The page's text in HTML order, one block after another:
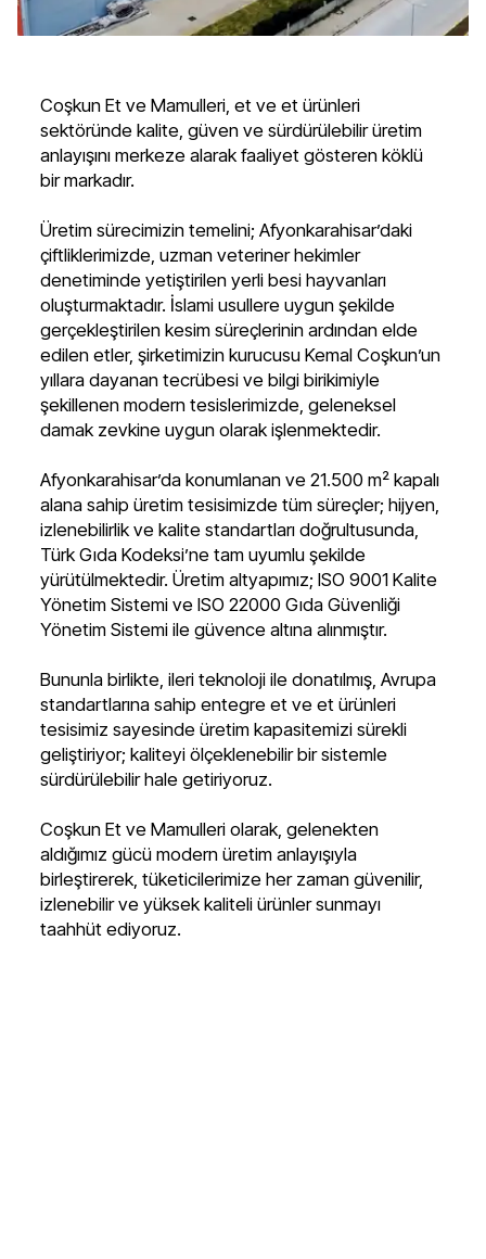
Coşkun Et ve Mamulleri, et ve et ürünleri
sektöründe kalite, güven ve sürdürülebilir üretim
anlayışını merkeze alarak faaliyet gösteren köklü
bir markadır.
Üretim sürecimizin temelini; Afyonkarahisar’daki
çiftliklerimizde, uzman veteriner hekimler
denetiminde yetiştirilen yerli besi hayvanları
oluşturmaktadır. İslami usullere uygun şekilde
gerçekleştirilen kesim süreçlerinin ardından elde
edilen etler, şirketimizin kurucusu Kemal Coşkun’un
yıllara dayanan tecrübesi ve bilgi birikimiyle
şekillenen modern tesislerimizde, geleneksel
damak zevkine uygun olarak işlenmektedir.
Afyonkarahisar’da konumlanan ve 21.500 m² kapalı
alana sahip üretim tesisimizde tüm süreçler; hijyen,
izlenebilirlik ve kalite standartları doğrultusunda,
Türk Gıda Kodeksi’ne tam uyumlu şekilde
yürütülmektedir. Üretim altyapımız; ISO 9001 Kalite
Yönetim Sistemi ve ISO 22000 Gıda Güvenliği
Yönetim Sistemi ile güvence altına alınmıştır.
Bununla birlikte, ileri teknoloji ile donatılmış, Avrupa
standartlarına sahip entegre et ve et ürünleri
tesisimiz sayesinde üretim kapasitemizi sürekli
geliştiriyor; kaliteyi ölçeklenebilir bir sistemle
sürdürülebilir hale getiriyoruz.
Coşkun Et ve Mamulleri olarak, gelenekten
aldığımız gücü modern üretim anlayışıyla
birleştirerek, tüketicilerimize her zaman güvenilir,
izlenebilir ve yüksek kaliteli ürünler sunmayı
taahhüt ediyoruz.